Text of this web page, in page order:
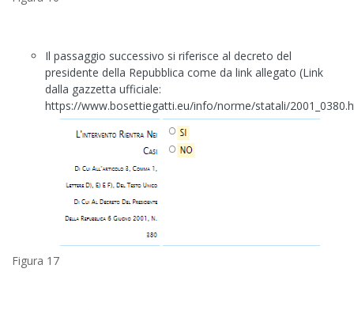
Il passaggio successivo si riferisce al decreto del
presidente della Repubblica come da link allegato (Link
dalla gazzetta ufficiale:
https://www.bosettiegatti.eu/info/norme/statali/
Figura 17